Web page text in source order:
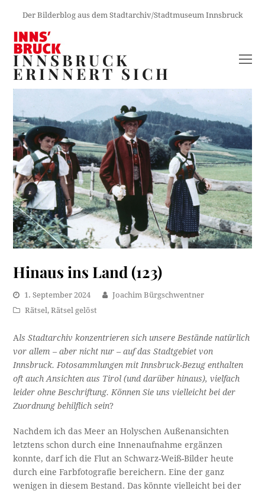
Der Bilderblog aus dem Stadtarchiv/Stadtmuseum Innsbruck
INNSBRUCK
ERINNERT SICH
Hinaus ins Land (123)
1. September 2024
Joachim Bürgschwentner
Rätsel,Rätsel gelöst
Als Stadtarchiv konzentrieren sich unsere Bestände natürlich
vor allem – aber nicht nur – auf das Stadtgebiet von
Innsbruck. Fotosammlungen mit Innsbruck-Bezug enthalten
oft auch Ansichten aus Tirol (und darüber hinaus), vielfach
leider ohne Beschriftung. Können Sie uns vielleicht bei der
Zuordnung behilflich sein?
Nachdem ich das Meer an Holyschen Außenansichten
letztens schon durch eine Innenaufnahme ergänzen
konnte, darf ich die Flut an Schwarz-Weiß-Bilder heute
durch eine Farbfotografie bereichern. Eine der ganz
wenigen in diesem Bestand. Das könnte vielleicht bei der